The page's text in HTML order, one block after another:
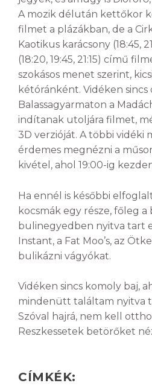
A mozik délután kettőkor
filmet a plázákban, de a
Kaotikus karácsony (18:45,
(18:20, 19:45, 21:15) című
szokásos menet szerint,
kétóránként. Vidéken sincs
Balassagyarmaton a
indítanak utoljára filmet,
3D verzióját. A többi vidéki
érdemes megnézni a
kivétel, ahol 19:00-ig
Ha ennél is későbbi
kocsmák egy része, főleg a
bulinegyedben nyitva tart
Instant, a Fat Moo’s, az
bulikázni vágyókat.
Vidéken sincs komoly baj,
mindenütt találtam nyitva
Szóval hajrá, nem kell
Reszkessetek betörőket
CÍMKÉK: